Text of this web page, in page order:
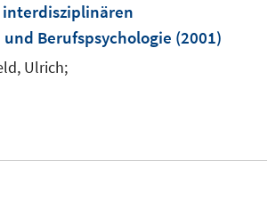
interdisziplinären
Berufspsychologie (2001)
Ulrich;